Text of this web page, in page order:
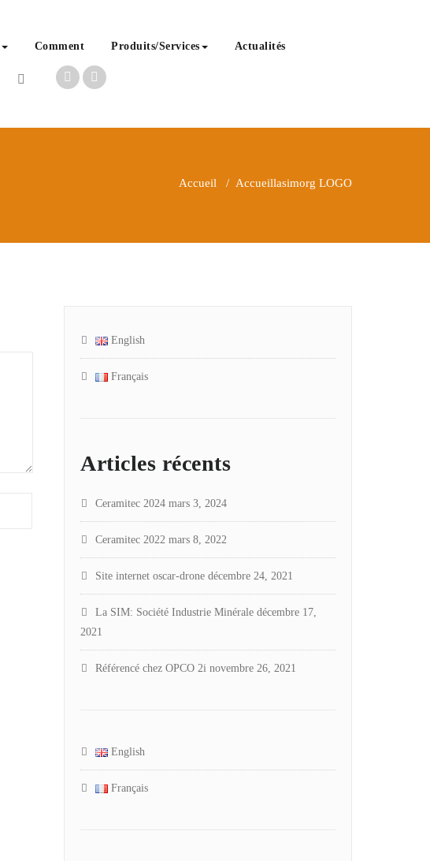
Comment Produits/Services Actualités
Accueil / Accueillasimorg LOGO
English
Français
Articles récents
Ceramitec 2024 mars 3, 2024
Ceramitec 2022 mars 8, 2022
Site internet oscar-drone décembre 24, 2021
La SIM: Société Industrie Minérale décembre 17,
2021
Référencé chez OPCO 2i novembre 26, 2021
English
Français